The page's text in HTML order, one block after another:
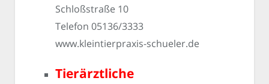
Schloßstraße 10
Telefon 05136/3333
www.kleintierpraxis-schueler.de
Tierärztliche